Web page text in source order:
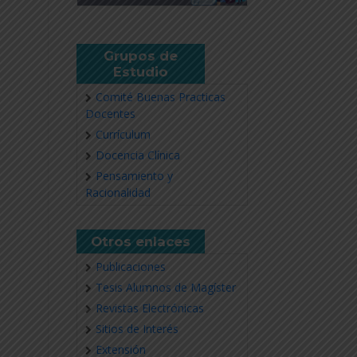
Grupos de
Estudio
Comité Buenas Practicas
Docentes
Currículum
Docencia Clínica
Pensamiento y
Racionalidad
Otros enlaces
Publicaciones
Tesis Alumnos de Magíster
Revistas Electrónicas
Sitios de Interés
Extensión